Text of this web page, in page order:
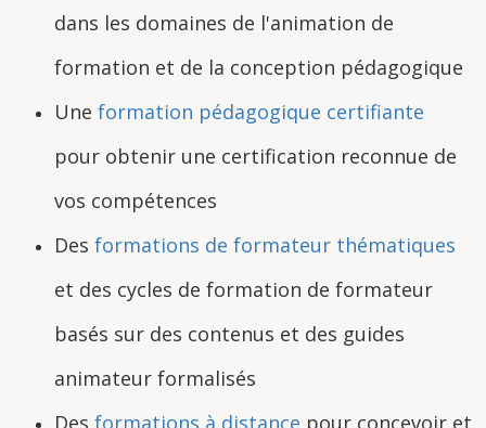
dans les domaines de l'animation de
formation et de la conception pédagogique
Une formation pédagogique certifiante
pour obtenir une certification reconnue de
vos compétences
Des formations de formateur thématiques
et des cycles de formation de formateur
basés sur des contenus et des guides
animateur formalisés
Des formations à distance pour concevoir et